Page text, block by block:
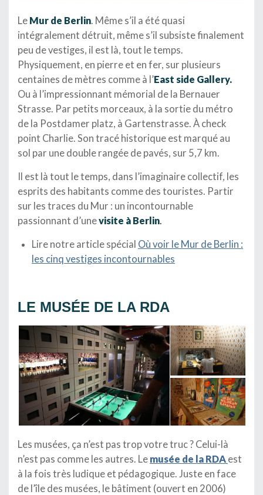
Le Mur de Berlin. Même s’il a été quasi
intégralement détruit, même s’il subsiste finalement
peu de vestiges, il est là, tout le temps.
Physiquement, en pierre et en fer, sur plusieurs
centaines de mètres comme à l’East side Gallery.
Ou à l’impressionnant mémorial de la Bernauer
Strasse. Par petits morceaux, à la sortie du métro
de la Postdamer platz, à Gartenstrasse. À check
point Charlie. Son tracé historique est marqué au
sol par une double rangée de pavés, sur 5,7 km.
Il est là tout le temps, dans l’imaginaire collectif, les
esprits des habitants comme des touristes. Partir
sur les traces du Mur : un incontournable
passionnant d’unevisite à Berlin.
Lire notre article spécial Où voir le Mur de Berlin :
les cinq vestiges incontournables
LE MUSÉE DE LA RDA
Les musées, ça n’est pas trop votre truc ? Celui-là
n’est pas comme les autres. Le musée de la RDA est
à la fois très ludique et pédagogique. Juste en face
de l’île des musées, le bâtiment (ouvert en 2006)